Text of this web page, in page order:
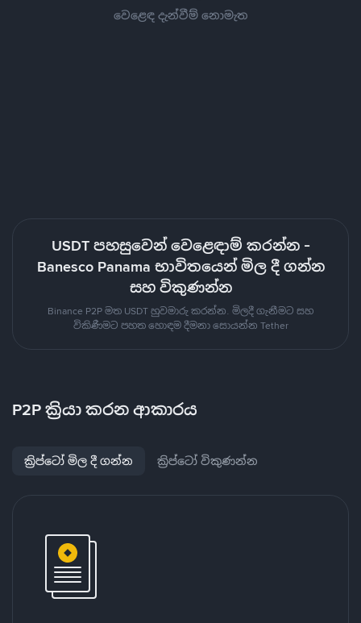
වෙළෙඳ දැන්වීම් නොමැත
USDT පහසුවෙන් වෙළෙඳාම් කරන්න -
Banesco Panama භාවිතයෙන් මිල දී ගන්න
සහ විකුණන්න
Binance P2P මත USDT හුවමාරු කරන්න. මිලදී ගැනීමට සහ
විකිණීමට පහත හොඳම දීමනා සොයන්න Tether
P2P ක්‍රියා කරන ආකාරය
ක්‍රිප්ටෝ මිල දී ගන්න ක්‍රිප්ටෝ විකුණන්න